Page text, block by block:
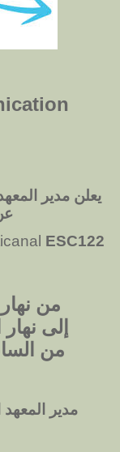
يعلن مدير
ESC122
من نهار
مدير المعهد